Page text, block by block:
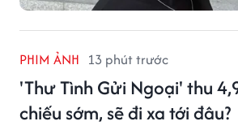
PHIM ẢNH 13 phút trước
'Thư Tình Gửi Ngoại' thu
chiếu sớm, sẽ đi xa tới đâu?